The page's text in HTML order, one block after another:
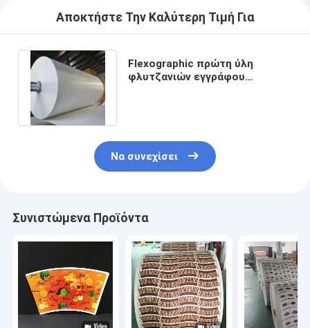
Αποκτήστε Την Καλύτερη Τιμή Για
Flexographic πρώτη ύλη
φλυτζανιών εγγράφου
Να συνεχίσει
Συνιστώμενα Προϊόντα